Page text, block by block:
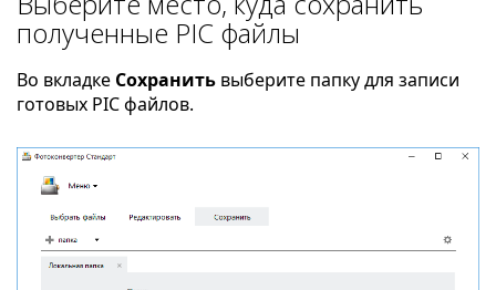
полученные PIC файлы
Во вкладке Сохранить выберите папку для записи
готовых PIC файлов.